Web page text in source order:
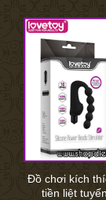
Đồ chơi kích
tiền liệt